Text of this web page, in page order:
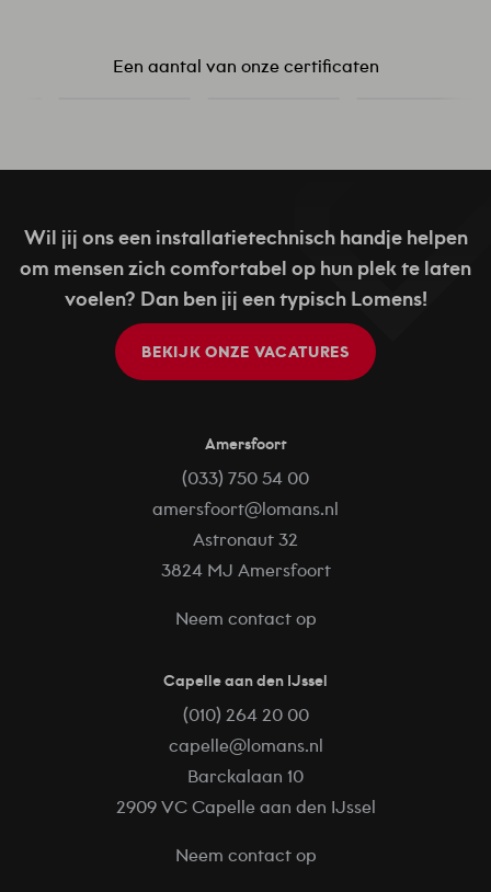
Een aantal van onze certificaten
Wil jij ons een installatietechnisch handje helpen
om mensen zich comfortabel op hun plek te laten
voelen? Dan ben jij een typisch Lomens!
BEKIJK ONZE VACATURES
Amersfoort
(033) 750 54 00
amersfoort@lomans.nl
Astronaut 32
3824 MJ Amersfoort
Neem contact op
Capelle aan den IJssel
(010) 264 20 00
capelle@lomans.nl
Barckalaan 10
2909 VC Capelle aan den IJssel
Neem contact op